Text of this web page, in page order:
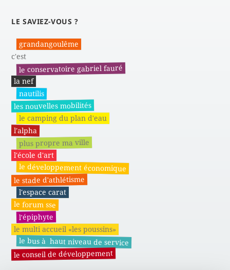
LE SAVIEZ-VOUS ?
grandangoulême
c'est
le conservatoire gabriel fauré
la nef
nautilis
les nouvelles mobilités
le camping du plan d'eau
l'alpha
plus propre ma ville
l'école d'art
le développement économique
le stade d'athlétisme
l'espace carat
le forum sse
l'épiphyte
le multi accueil «les poussins»
le bus à haut niveau de service
le conseil de développement